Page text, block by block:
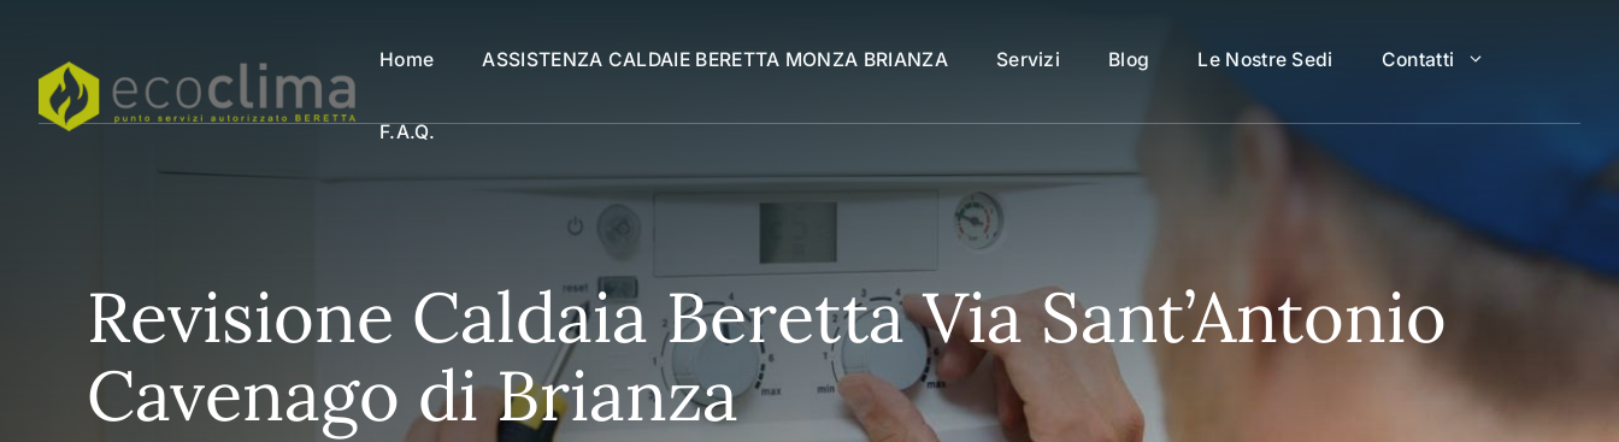
contenuto
Home ASSISTENZA CALDAIE BERETTA MONZA BRIANZA Servizi Blog Le Nostre Sedi Contatti
F.a.q.
Revisione Caldaia Beretta Via Sant’Antonio
Cavenago di Brianza